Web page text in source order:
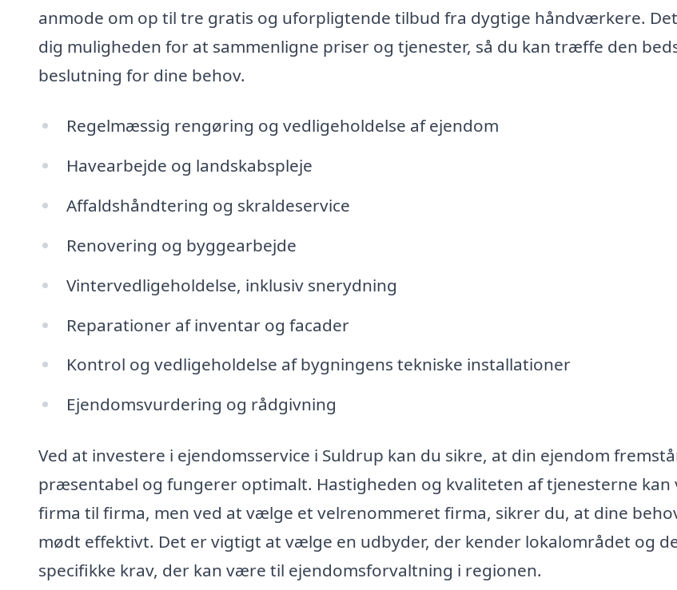
anmode om op til tre gratis og uforpligtende tilbud fra dygtige håndværkere.
dig muligheden for at sammenligne priser og tjenester, så du kan træffe den
beslutning for dine behov.
Regelmæssig rengøring og vedligeholdelse af ejendom
Havearbejde og landskabspleje
Affaldshåndtering og skraldeservice
Renovering og byggearbejde
Vintervedligeholdelse, inklusiv snerydning
Reparationer af inventar og facader
Kontrol og vedligeholdelse af bygningens tekniske installationer
Ejendomsvurdering og rådgivning
Ved at investere i ejendomsservice i Suldrup kan du sikre, at din ejendom
præsentabel og fungerer optimalt. Hastigheden og kvaliteten af tjenesterne kan
firma til firma, men ved at vælge et velrenommeret firma, sikrer du, at dine
mødt effektivt. Det er vigtigt at vælge en udbyder, der kender lokalområdet og
specifikke krav, der kan være til ejendomsforvaltning i regionen.